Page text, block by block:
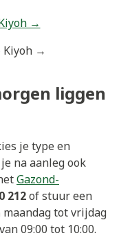
→
Kiyoh →
liggen
je type en
na aanleg ook
Gazond-
212of stuur een
tot vrijdag
09:00 tot 10:00.